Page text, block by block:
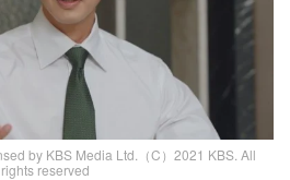
by KBS Media Ltd.（C）2021 KBS. All
rights reserved